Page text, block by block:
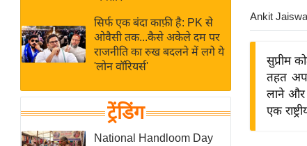
ई-पेपर
मिसाल बेमिसाल
शख्सियत
यंग इंडिया
साहित्य जगत
ऑटो वर्ल्ड
सिर्फ एक बंदा काफ़ी है: PK से
ओवैसी तक...कैसे अकेले दम पर
राजनीति का रुख बदलने में लगे ये
'लोन वॉरियर्स'
ट्रेंडिंग
National Handloom Day
Ankit
सुप्रीम
तहत
लाने और
एक